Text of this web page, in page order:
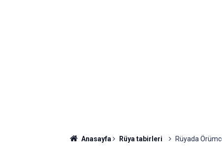
Anasayfa Rüya tabirleri Rüyada